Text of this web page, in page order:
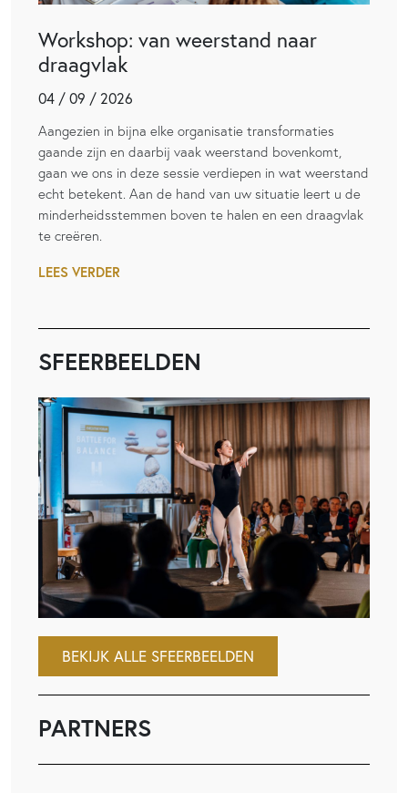
Workshop: van weerstand naar
draagvlak
04 / 09 / 2026
Aangezien in bijna elke organisatie transformaties
gaande zijn en daarbij vaak weerstand bovenkomt,
gaan we ons in deze sessie verdiepen in wat weerstand
echt betekent. Aan de hand van uw situatie leert u de
minderheidsstemmen boven te halen en een draagvlak
te creëren.
LEES VERDER
SFEERBEELDEN
BEKIJK ALLE SFEERBEELDEN
PARTNERS